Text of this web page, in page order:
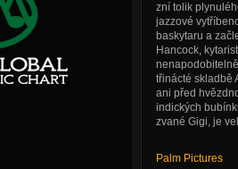
zní tolik
jazzové
baskytaru a
Hancock,
třinácté skladbě
ani před
indických
zvané Gigi, je
Palm Pictures